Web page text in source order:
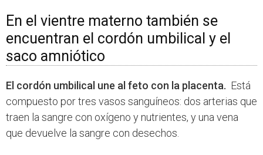
En el vientre materno también se
encuentran el cordón umbilical y el
saco amniótico
El cordón umbilical une al feto con la placenta. Está
compuesto por tres vasos sanguíneos: dos arterias que
traen la sangre con oxígeno y nutrientes, y una vena
que devuelve la sangre con desechos.